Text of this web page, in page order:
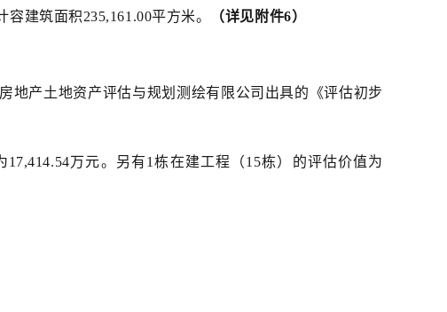
建筑面积235,161.00平方米。 （详见附件6）
地产土地资产评估与规划测绘有限公司出具的《评估初步
万元。另有1栋在建工程（15栋）的评估价值为